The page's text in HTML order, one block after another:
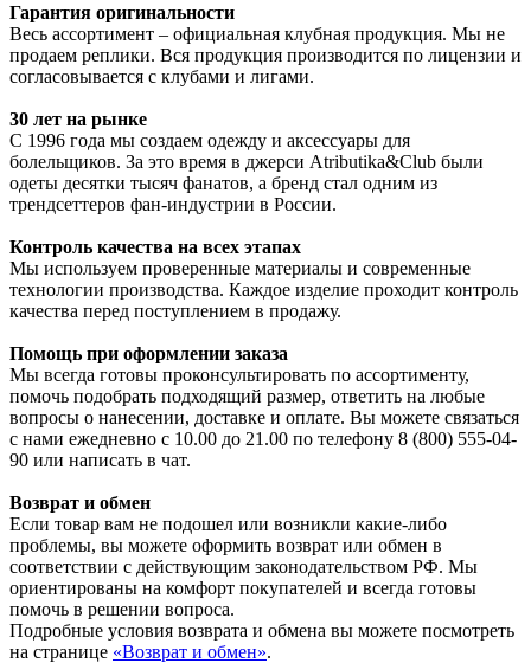
Гарантия оригинальности
Весь ассортимент – официальная клубная продукция. Мы не
продаем реплики. Вся продукция производится по лицензии и
согласовывается с клубами и лигами.
30 лет на рынке
С 1996 года мы создаем одежду и аксессуары для
болельщиков. За это время в джерси Atributika&Club были
одеты десятки тысяч фанатов, а бренд стал одним из
трендсеттеров фан-индустрии в России.
Контроль качества на всех этапах
Мы используем проверенные материалы и современные
технологии производства. Каждое изделие проходит контроль
качества перед поступлением в продажу.
Помощь при оформлении заказа
Мы всегда готовы проконсультировать по ассортименту,
помочь подобрать подходящий размер, ответить на любые
вопросы о нанесении, доставке и оплате. Вы можете связаться
с нами ежедневно с 10.00 до 21.00 по телефону 8 (800) 555-04-
90 или написать в чат.
Возврат и обмен
Если товар вам не подошел или возникли какие-либо
проблемы, вы можете оформить возврат или обмен в
соответствии с действующим законодательством РФ. Мы
ориентированы на комфорт покупателей и всегда готовы
помочь в решении вопроса.
Подробные условия возврата и обмена вы можете посмотреть
на странице «Возврат и обмен».